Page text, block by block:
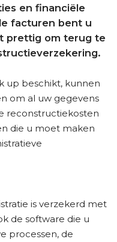
en financiële
facturen bent u
prettig om terug te
up beschikt, kunnen
om al uw gegevens
reconstructiekosten
die u moet maken
is verzekerd met
de software die u
processen, de